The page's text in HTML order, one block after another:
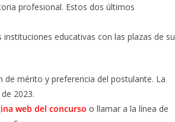
profesional. Estos dos últimos
educativas con las plazas de su
de mérito y preferencia del postulante. La
2023.
web del concurso o llamar a la línea de